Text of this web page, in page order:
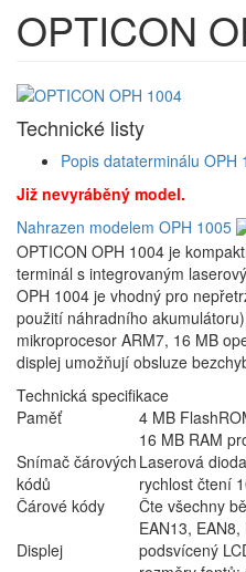
OPTICON
Technické listy
Popis dataterminálu OPH
Již nevyráběný model.
Nahrazen modelem OPH 1005
OPTICON OPH 1004 je
terminál s integrovaným
OPH 1004 je vhodný pro
použití náhradního
mikroprocesor ARM7, 16 MB
displej umožňují obsluze
Technická specifikace
Paměť
4 MB
16 MB RAM
Snímač čárových
kódů
Laserová
rychlost čtení
Čárové kódy
Čte všechny
EAN13,
Displej
podsvícený